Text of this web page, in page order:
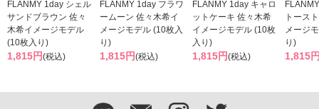
FLANMY 1day シェル
サンドブラウン 佐々
木希イメージモデル
(10枚入り)
1,815円(税込)
FLANMY 1day フラワ
ームーン 佐々木希イ
メージモデル (10枚入
り)
1,815円(税込)
FLANMY 1day キャロ
ットケーキ 佐々木希
イメージモデル (10枚
入り)
1,815円(税込)
トース
メージ
り)
1,815